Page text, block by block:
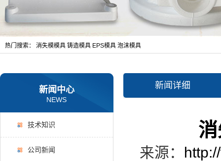
热门搜索： 消失模模具 铸造模具 EPS模具 泡沫模具
新闻中心
NEWS
技术知识
公司新闻
新闻详细
来源：